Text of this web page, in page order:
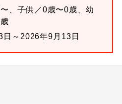
、子供／0歳〜0歳、幼
日～2026年9月13日